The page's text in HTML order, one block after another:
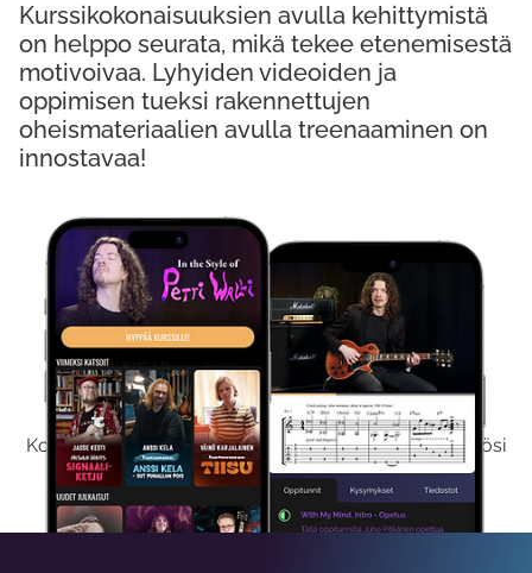
Kokeile Ilmaiseksi
Kokeilemalla ilmaiseksi saat koko sisältömme käyttöösi
viikon ajaksi.
Kurssikokonaisuuksien avulla kehittymistä
on helppo seurata, mikä tekee etenemisestä
motivoivaa. Lyhyiden videoiden ja
oppimisen tueksi rakennettujen
oheismateriaalien avulla treenaaminen on
innostavaa!